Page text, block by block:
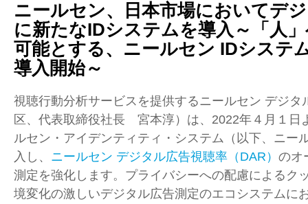
ニールセン、日本市場においてデ
に新たなIDシステムを導入～「人
可能とする、ニールセン IDシステ
導入開始～
視聴行動分析サービスを提供するニールセン デジタ
区、代表取締役社長 宮本淳）は、2022年４月１日
ルセン・アイデンティティ・システム（以下、ニー
入し、 ニールセン デジタル広告視聴率（DAR） のオ
測定を強化します。プライバシーへの配慮によるク
境変化の激しいデジタル広告測定のエコシステムに